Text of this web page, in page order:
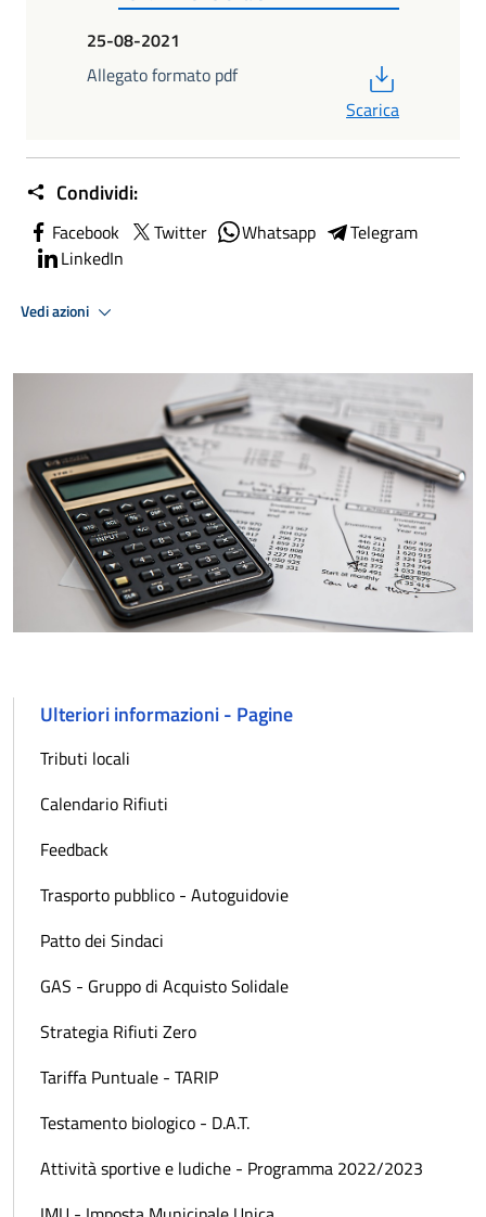
25-08-2021
Allegato formato pdf
Scarica
Condividi:
Facebook Twitter Whatsapp
Telegram
LinkedIn
Vedi azioni
Ulteriori informazioni - Pagine
Tributi locali
Calendario Rifiuti
Feedback
Trasporto pubblico - Autoguidovie
Patto dei Sindaci
GAS - Gruppo di Acquisto Solidale
Strategia Rifiuti Zero
Tariffa Puntuale - TARIP
Testamento biologico - D.A.T.
Attività sportive e ludiche - Programma 2022/2023